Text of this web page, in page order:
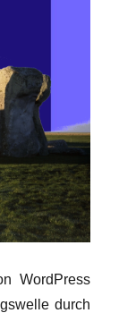
WordPress
durch